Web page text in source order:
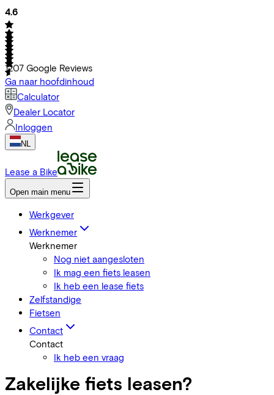
4.6
1207 Google Reviews
Ga naar hoofdinhoud
Calculator
Dealer Locator
Inloggen
NL
Lease a Bike
Open main menu
Werkgever
Werknemer
Werknemer
Nog niet aangesloten
Ik mag een fiets leasen
Ik heb een lease fiets
Zelfstandige
Fietsen
Contact
Contact
Ik heb een vraag
Zakelijke fiets leasen?